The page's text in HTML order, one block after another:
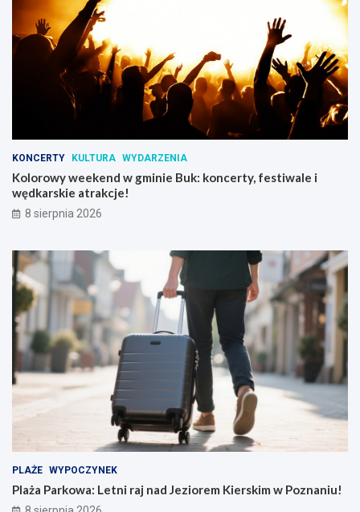
KONCERTY KULTURA WYDARZENIA
Kolorowy weekend w gminie Buk: koncerty, festiwale i
wędkarskie atrakcje!
8 sierpnia 2026
PLAŻE WYPOCZYNEK
Plaża Parkowa: Letni raj nad Jeziorem Kierskim w Poznaniu!